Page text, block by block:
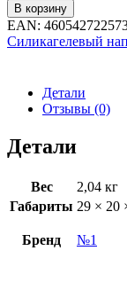
В корзину
EAN:
Силикагелевый
Детали
Отзывы (0)
Детали
Вес
2,04 кг
Габариты 29 × 20
Бренд №1